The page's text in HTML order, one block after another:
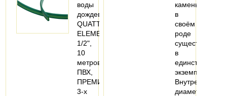
воды
дождеватель
QUATTRO
ELEMENTI
1/2",
10
метров,
ПВХ,
ПРЕМИУМ,
3-х
камень
в
своём
роде
существует
в
единственном
экземпляре.
Внутренний
диаметр